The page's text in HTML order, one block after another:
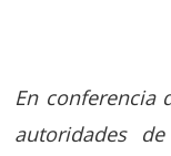
En conferencia
autoridades